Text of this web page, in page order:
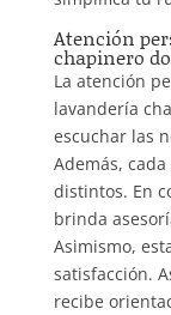
Atención
chapinero
La atención
lavandería
escuchar las
Además,
distintos. En
brinda
Asimismo,
satisfacción.
recibe